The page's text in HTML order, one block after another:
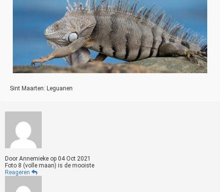
Sint Maarten: Leguanen
Door Annemieke op 04 Oct 2021
Foto 8 (volle maan) is de mooiste
Reageren